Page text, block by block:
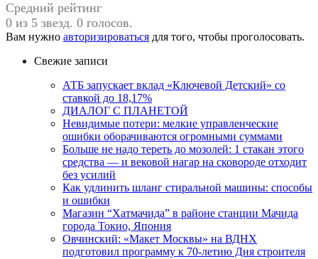
Средний рейтинг
0 из 5 звезд. 0 голосов.
Вам нужно авторизироваться для того, чтобы проголосовать.
Свежие записи
АТБ запускает вклад «Ключевой Детский» со
ставкой до 18,17%
ДИАЛОГ С ПЛАНЕТОЙ
Невидимые потери: мелкие управленческие
ошибки оборачиваются огромными суммами
Больше не надо тереть до мозолей: 1 стакан этого
средства — и вековой нагар на сковороде отходит
без усилий
Как удлинить шланг стиральной машины: способы
и ошибки
Магазин “Хатмачида” в районе станции Мачида
города Токио, Япония
Овчинский: «Макет Москвы» на ВДНХ
подготовил программу к 70-летию Дня строителя